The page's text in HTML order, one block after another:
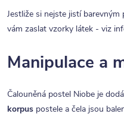
Jestliže si nejste jistí
vám zaslat vzorky látek - viz
Manipulace a
Čalouněná postel Niobe je
korpus postele a čela jsou